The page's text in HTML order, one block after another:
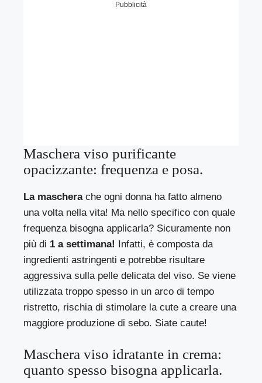
Pubblicità
Maschera viso purificante
opacizzante: frequenza e posa.
La mascherache ogni donna ha fatto almeno
una volta nella vita! Ma nello specifico con quale
frequenza bisogna applicarla? Sicuramente non
più di 1 a settimana!
Infatti, è composta da
ingredienti astringenti e potrebbe risultare
aggressiva sulla pelle delicata del viso. Se viene
utilizzata troppo spesso in un arco di tempo
ristretto, rischia di stimolare la cute a creare una
maggiore produzione di sebo. Siate caute!
Maschera viso idratante in crema:
quanto spesso bisogna applicarla.